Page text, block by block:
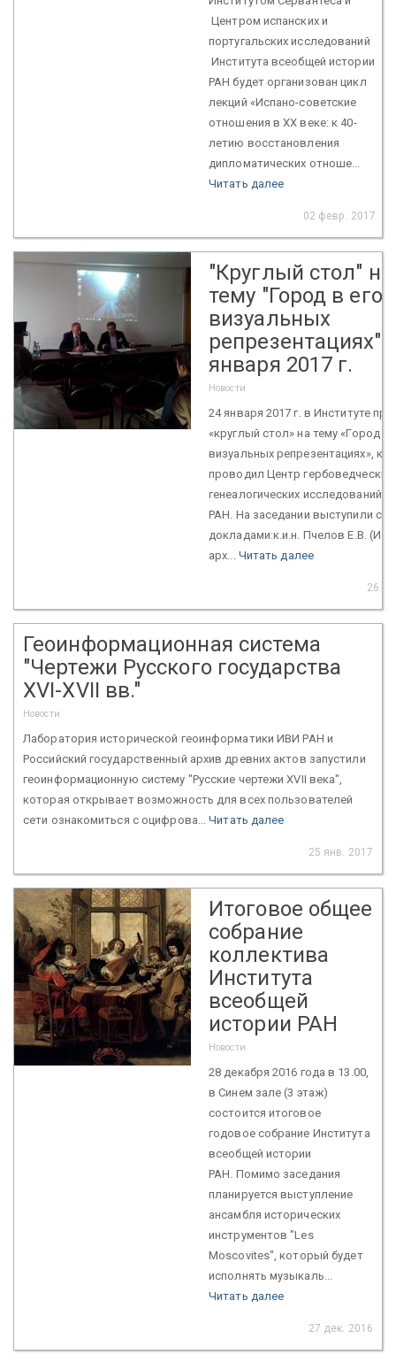
Центром испанских и
португальских исследований
Института всеобщей истории
РАН будет организован цикл
лекций «Испано-советские
отношения в XX веке: к 40-
летию восстановления
дипломатических отноше...
Читать далее
02 февр. 2017
"Круглый стол" на
тему "Город в его
визуальных
репрезентациях",
января 2017 г.
Новости
24 января 2017 г. в Институте
«круглый стол» на тему «Город в
визуальных репрезентациях»,
проводил Центр гербоведческих
генеалогических исследований
РАН. На заседании выступили с
докладами:к.и.н. Пчелов Е.В.
арх... Читать далее
26
Геоинформационная система
"Чертежи Русского государства
XVI-XVII вв."
Новости
Лаборатория исторической геоинформатики ИВИ РАН и
Российский государственный архив древних актов запустили
геоинформационную систему "Русские чертежи XVII века",
которая открывает возможность для всех пользователей
сети ознакомиться с оцифрова...Читать далее
25 янв. 2017
Итоговое общее
собрание
коллектива
Института
всеобщей
истории РАН
Новости
28 декабря 2016 года в 13.00,
в Синем зале (3 этаж)
состоится итоговое
годовое собрание Института
всеобщей истории
РАН. Помимо заседания
планируется выступление
ансамбля исторических
инструментов "Les
Moscovites", который будет
исполнять музыкаль...
Читать далее
27 дек. 2016